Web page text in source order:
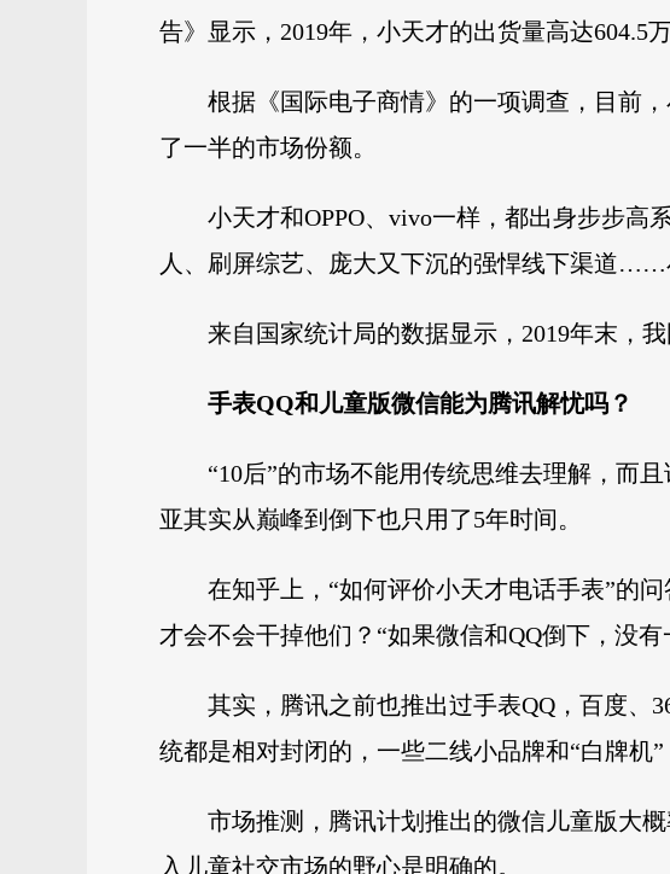
告》显示，2019年，小天才的出货量高达604.5
根据《国际电子商情》的一项调查，目前
了一半的市场份额。
小天才和OPPO、vivo一样，都出身步步高
人、刷屏综艺、庞大又下沉的强悍线下渠道……
来自国家统计局的数据显示，2019年末，
手表QQ和儿童版微信能为腾讯解忧吗？
“10后”的市场不能用传统思维去理解，而
亚其实从巅峰到倒下也只用了5年时间。
在知乎上，“如何评价小天才电话手表”的
才会不会干掉他们？“如果微信和QQ倒下，没
其实，腾讯之前也推出过手表QQ，百度、
统都是相对封闭的，一些二线小品牌和“白牌机
市场推测，腾讯计划推出的微信儿童版大
入儿童社交市场的野心是明确的。